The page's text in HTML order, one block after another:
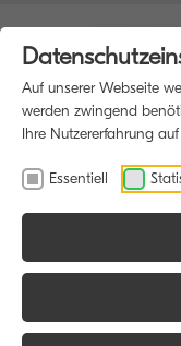
Auf unserer Webseite
werden zwingend
Ihre Nutzererfahrung
Essentiell